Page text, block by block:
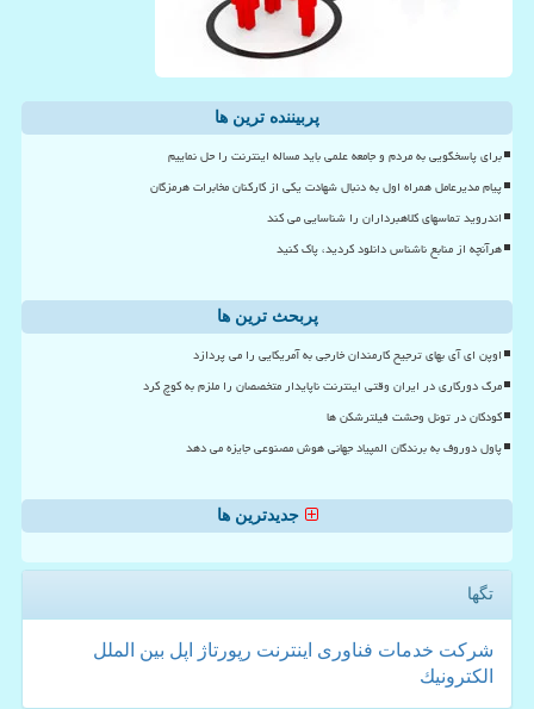
پربیننده ترین ها
برای پاسخگویی به مردم و جامعه علمی باید مساله اینترنت را حل نماییم
پیام مدیرعامل همراه اول به دنبال شهادت یکی از کارکنان مخابرات هرمزگان
اندروید تماسهای کلاهبرداران را شناسایی می کند
هرآنچه از منابع ناشناس دانلود کردید، پاک کنید
پربحث ترین ها
اوپن ای آی بهای ترجیح کارمندان خارجی به آمریکایی را می پردازد
مرگ دورکاری در ایران وقتی اینترنت ناپایدار متخصصان را ملزم به کوچ کرد
کودکان در تونل وحشت فیلترشکن ها
پاول دوروف به برندگان المپیاد جهانی هوش مصنوعی جایزه می دهد
جدیدترین ها
تگها
شركت خدمات فناوری اینترنت رپورتاژ اپل بین الملل
الكترونیك